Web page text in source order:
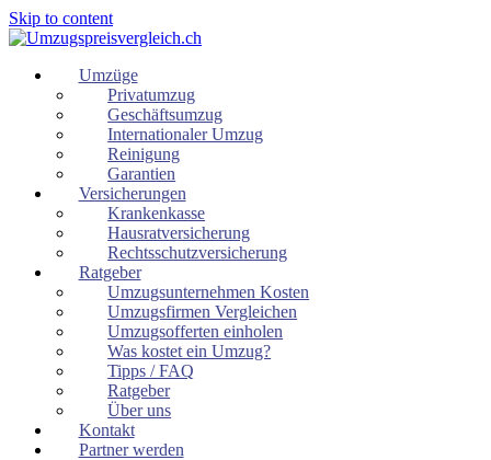
Skip to content
Umzüge
Privatumzug
Geschäftsumzug
Internationaler Umzug
Reinigung
Garantien
Versicherungen
Krankenkasse
Hausratversicherung
Rechtsschutzversicherung
Ratgeber
Umzugsunternehmen Kosten
Umzugsfirmen Vergleichen
Umzugsofferten einholen
Was kostet ein Umzug?
Tipps / FAQ
Ratgeber
Über uns
Kontakt
Partner werden